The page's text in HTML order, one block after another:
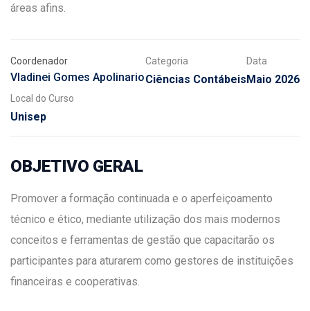
áreas afins.
Coordenador
Vladinei Gomes Apolinario
Categoria
Ciências Contábeis
Data
Maio 2026
Local do Curso
Unisep
OBJETIVO GERAL
Promover a formação continuada e o aperfeiçoamento
técnico e ético, mediante utilização dos mais modernos
conceitos e ferramentas de gestão que capacitarão os
participantes para aturarem como gestores de instituições
financeiras e cooperativas.